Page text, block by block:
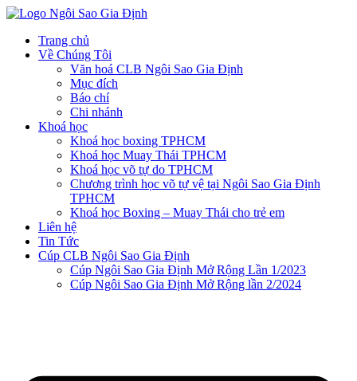
Trang chủ
Về Chúng Tôi
Văn hoá CLB Ngôi Sao Gia Định
Mục đích
Báo chí
Chi nhánh
Khoá học
Khoá học boxing TPHCM
Khoá học Muay Thái TPHCM
Khoá học võ tự do TPHCM
Chương trình học võ tự vệ tại Ngôi Sao Gia Định
TPHCM
Khoá học Boxing – Muay Thái cho trẻ em
Liên hệ
Tin Tức
Cúp CLB Ngôi Sao Gia Định
Cúp Ngôi Sao Gia Định Mở Rộng Lần 1/2023
Cúp Ngôi Sao Gia Định Mở Rộng lần 2/2024